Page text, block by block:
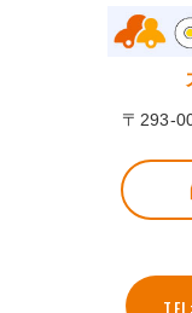
〒293-